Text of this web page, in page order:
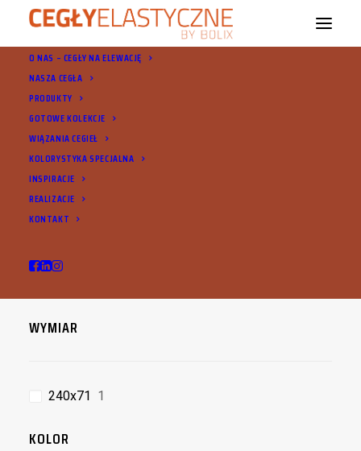
O NAS – CEGŁY NA ELEWACJĘ
NASZA CEGŁA
PRODUKTY
GOTOWE KOLEKCJE
WIĄZANIA CEGIEŁ
KOLORYSTYKA SPECJALNA
INSPIRACJE
REALIZACJE
KONTAKT
Cegły BOLIX
WYMIAR
240x71 1
KOLOR